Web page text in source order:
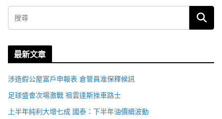
最新文章
涉造假公屋富戶申報表 倉管員准保釋候訊
足球盛會次場激戰 祖雲達斯挫車路士
上半年純利大增七成 國泰：下半年油價續波動